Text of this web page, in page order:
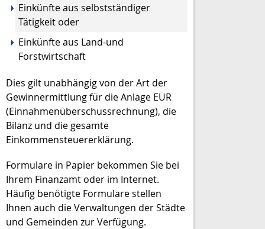
Einkünfte aus selbstständiger
Tätigkeit oder
Einkünfte aus Land-und
Forstwirtschaft
Dies gilt unabhängig von der Art der
Gewinnermittlung für die Anlage EÜR
(Einnahmenüberschussrechnung), die
Bilanz und die gesamte
Einkommensteuererklärung.
Formulare in Papier bekommen Sie bei
Ihrem Finanzamt oder im Internet.
Häufig benötigte Formulare stellen
Ihnen auch die Verwaltungen der Städte
und Gemeinden zur Verfügung.